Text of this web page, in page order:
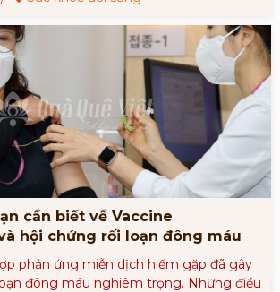
cần biết về Vaccine
hội chứng rối loạn đông máu
phản ứng miễn dịch hiếm gặp đã gây
đông máu nghiêm trọng. Những điều